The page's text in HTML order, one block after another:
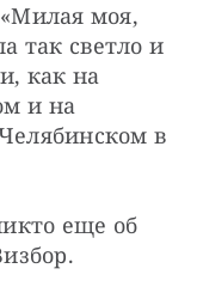
моя,
так светло и
как на
и на
в
еще об